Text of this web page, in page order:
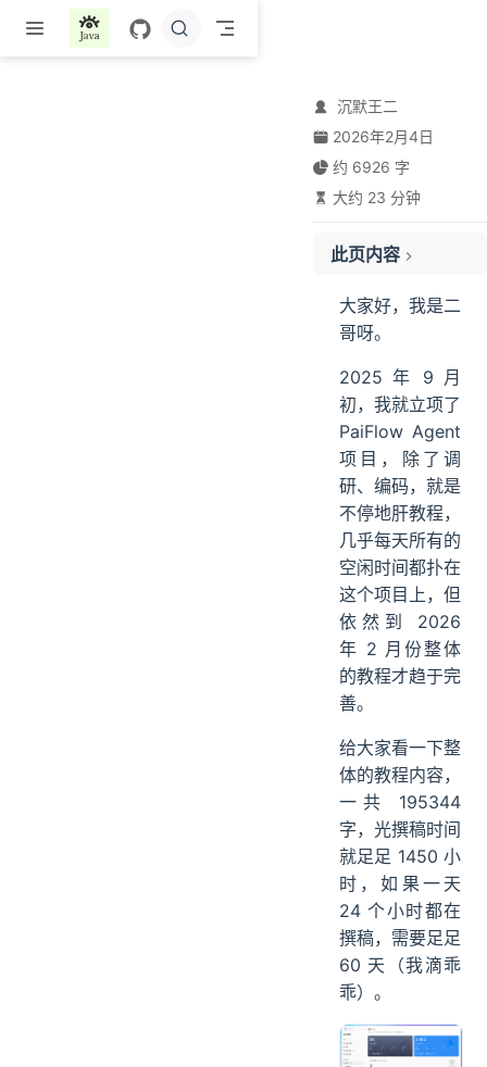
跳至主要內容
沉默王二
2026年2月4日
约 6926 字
大约 23 分钟
此页内容
03、PaiFlow 有哪些技术亮点？
工作流引擎核心机制
SSE 实时推送
Docker 容器化部署
分布式追踪
04、PaiFlow 的求职价值
05、PaiFlow 项目交付内容
20+万字详细教程
完整源码
简历写法指导
答疑服务
06、PaiFlow 适合谁学？
学习方式
07、Ending
大家好，我是二
哥呀。
2025 年 9 月
初，我就立项了
PaiFlow Agent
项目，除了调
研、编码，就是
不停地肝教程，
几乎每天所有的
空闲时间都扑在
这个项目上，但
依然到 2026
年 2 月份整体
的教程才趋于完
善。
给大家看一下整
体的教程内容，
一共 195344
字，光撰稿时间
就足足 1450 小
时，如果一天
24 个小时都在
撰稿，需要足足
60 天（我滴乖
乖）。